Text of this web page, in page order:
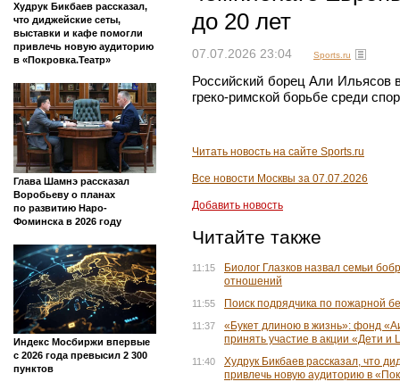
Худрук Бикбаев рассказал,
что диджейские сеты,
выставки и кафе помогли
привлечь новую аудиторию
в «Покровка.Театр»
Глава Шамнэ рассказал
Воробьеву о планах
по развитию Наро-
Фоминска в 2026 году
Индекс Мосбиржи впервые
с 2026 года превысил 2 300
пунктов
до 20 лет
07.07.2026 23:04 Sports.ru
Российский борец Али Ильясов
греко-римской борьбе среди
Читать новость на сайте Sports.ru
Все новости Москвы за 07.07.2026
Добавить новость
Читайте также
11:15
Биолог Глазков назвал семьи
отношений
11:55 Поиск подрядчика по пожарной
11:37
«Букет длиною в жизнь»: фонд
принять участие в акции «Дети и
11:40
Худрук Бикбаев рассказал, что
привлечь новую аудиторию в